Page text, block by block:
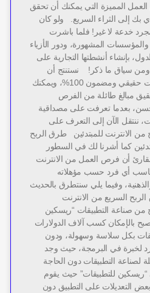
المميزة التي يمكنك أن تحقق
بك إلى الثراء السريع. ولو كان
خدعة لا غير! فلما باشرت
المشهورة، ودور الأزياء
بإنشاء أنشطتها التجارية على
ومن سياق ما ذكر! نستنتج أن
العمل من الانترنت حقيقي ومضمون 100%، ويمكنك
مبالغ طائلة من الفرص
بعدما تعرفت على مصداقية
ننتقل الآن إلى التعرف على
الانترنت للمبتدئين طرق الربح
كما أشرنا لك في السطور
أن فرص العمل من الانترنت
أي فرد حسب مؤهلاته
وفيما يلي سنتطرق بالحديث
السريع من الانترنت
من صناعة التطبيقات “ريسكين
بالإمكان كسب آلاف الدولارات
بكل سلاسة وسهولة، ودون
لخبرة في البرمجة، حيث وجد
لصناعة التطبيقات دون الحاجة
“ريسكين للتطبيقات” حيث يقوم
التعديلات على التطبيق دون